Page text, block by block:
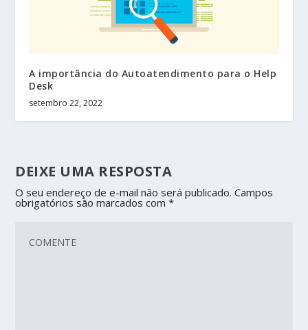
A importância do Autoatendimento para o Help
Desk
setembro 22, 2022
DEIXE UMA RESPOSTA
O seu endereço de e-mail não será publicado. Campos
obrigatórios são marcados com*